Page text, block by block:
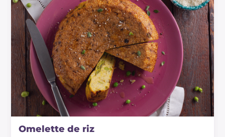
Omelette de riz